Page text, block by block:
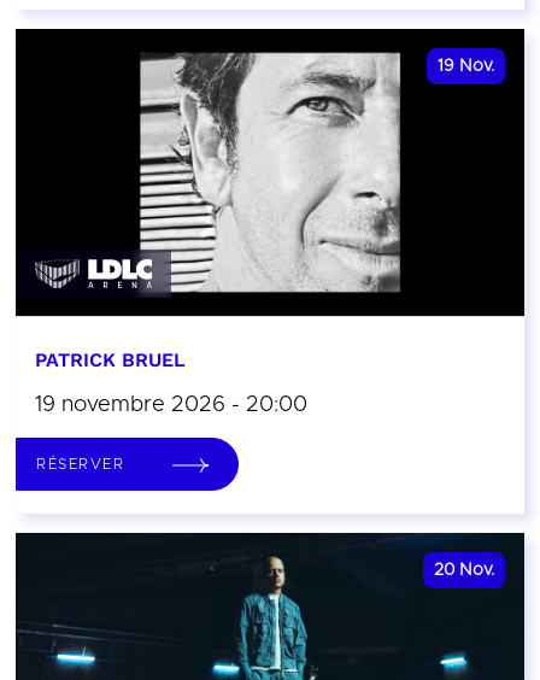
19 Nov.
PATRICK BRUEL
19 novembre 2026 - 20:00
RÉSERVER
20 Nov.